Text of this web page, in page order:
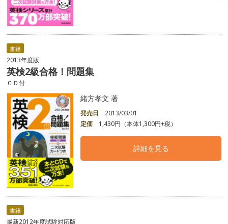
書籍
2013年度版
英検2級合格！問題集
ＣＤ付
緒方孝文 著
発売日
2013/03/01
定価
1,430円（本体1,300円+税）
詳細を見る
書籍
最新2012年度試験対応版